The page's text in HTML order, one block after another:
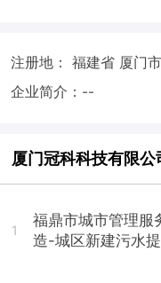
注册地： 福建省 厦门市
企业简介：--
厦门冠科科技有限
1
福鼎市城市管理服
造-城区新建污水